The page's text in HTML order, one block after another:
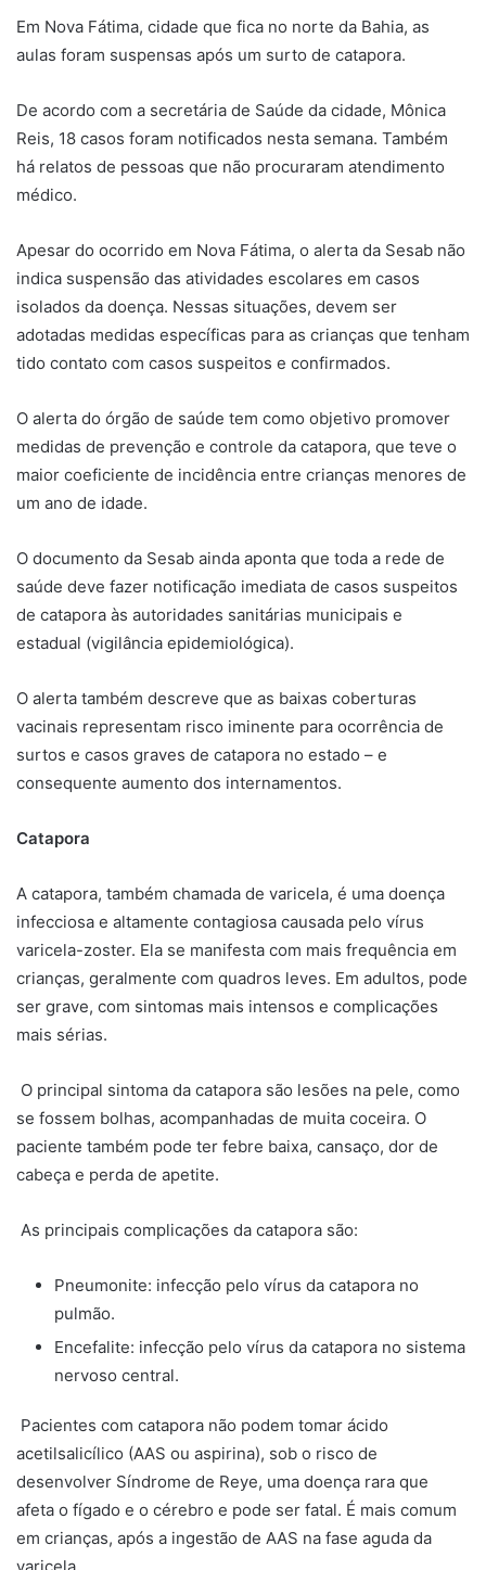
Em Nova Fátima, cidade que fica no norte da Bahia, as
aulas foram suspensas após um surto de catapora.
De acordo com a secretária de Saúde da cidade, Mônica
Reis, 18 casos foram notificados nesta semana. Também
há relatos de pessoas que não procuraram atendimento
médico.
Apesar do ocorrido em Nova Fátima, o alerta da Sesab não
indica suspensão das atividades escolares em casos
isolados da doença. Nessas situações, devem ser
adotadas medidas específicas para as crianças que tenham
tido contato com casos suspeitos e confirmados.
O alerta do órgão de saúde tem como objetivo promover
medidas de prevenção e controle da catapora, que teve o
maior coeficiente de incidência entre crianças menores de
um ano de idade.
O documento da Sesab ainda aponta que toda a rede de
saúde deve fazer notificação imediata de casos suspeitos
de catapora às autoridades sanitárias municipais e
estadual (vigilância epidemiológica).
O alerta também descreve que as baixas coberturas
vacinais representam risco iminente para ocorrência de
surtos e casos graves de catapora no estado – e
consequente aumento dos internamentos.
Catapora
A catapora, também chamada de varicela, é uma doença
infecciosa e altamente contagiosa causada pelo vírus
varicela-zoster. Ela se manifesta com mais frequência em
crianças, geralmente com quadros leves. Em adultos, pode
ser grave, com sintomas mais intensos e complicações
mais sérias.
O principal sintoma da catapora são lesões na pele, como
se fossem bolhas, acompanhadas de muita coceira. O
paciente também pode ter febre baixa, cansaço, dor de
cabeça e perda de apetite.
As principais complicações da catapora são:
Pneumonite: infecção pelo vírus da catapora no
pulmão.
Encefalite: infecção pelo vírus da catapora no sistema
nervoso central.
Pacientes com catapora não podem tomar ácido
acetilsalicílico (AAS ou aspirina), sob o risco de
desenvolver Síndrome de Reye, uma doença rara que
afeta o fígado e o cérebro e pode ser fatal. É mais comum
em crianças, após a ingestão de AAS na fase aguda da